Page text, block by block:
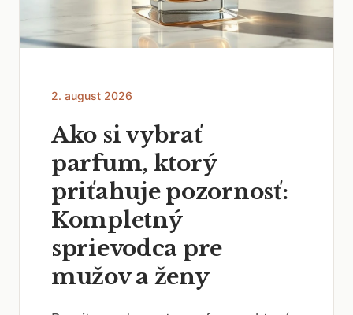
2. august 2026
Ako si vybrať
parfum, ktorý
priťahuje pozornosť:
Kompletný
sprievodca pre
mužov a ženy